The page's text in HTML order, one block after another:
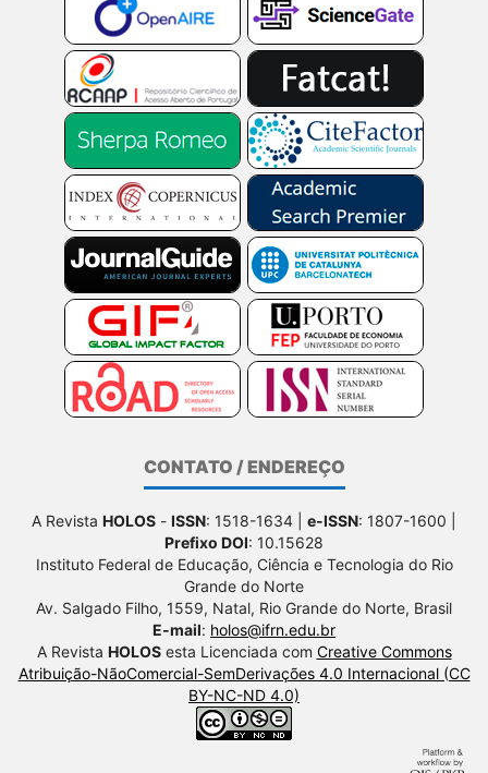
CONTATO / ENDEREÇO
A Revista HOLOS - ISSN: 1518-1634 | e-ISSN: 1807-1600 |
Prefixo DOI: 10.15628
Instituto Federal de Educação, Ciência e Tecnologia do Rio
Grande do Norte
Av. Salgado Filho, 1559, Natal, Rio Grande do Norte, Brasil
E-mail: holos@ifrn.edu.br
A Revista HOLOSesta Licenciada com Creative Commons
Atribuição-NãoComercial-SemDerivações 4.0 Internacional (CC
BY-NC-ND 4.0)